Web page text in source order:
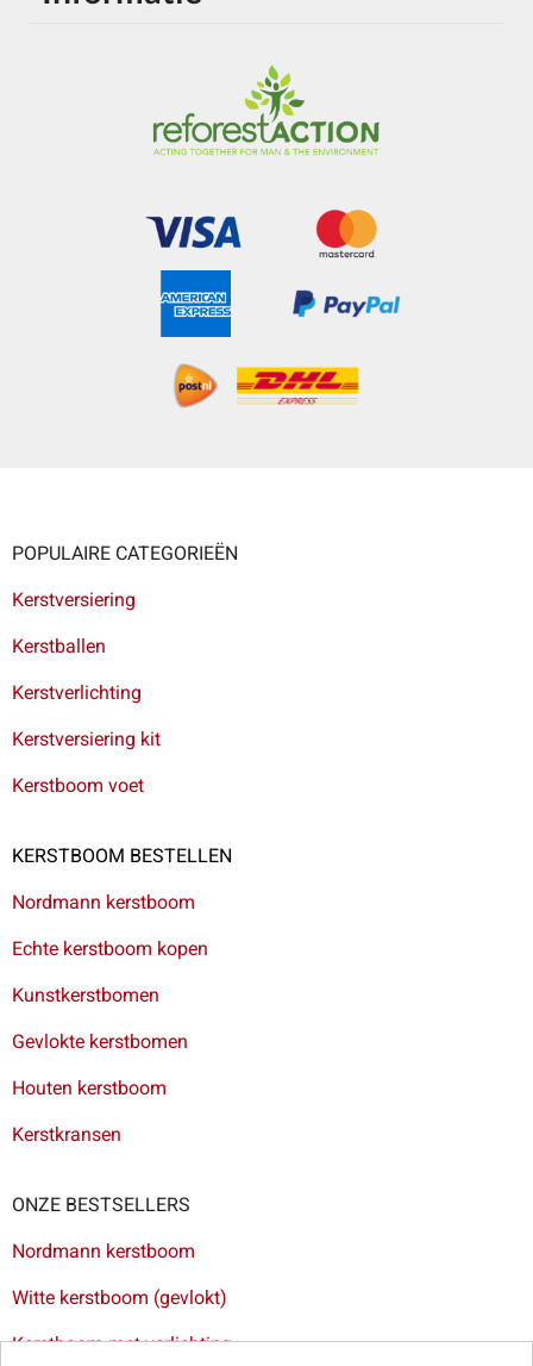
POPULAIRE CATEGORIEËN
Kerstversiering
Kerstballen
Kerstverlichting
Kerstversiering kit
Kerstboom voet
KERSTBOOM BESTELLEN
Nordmann kerstboom
Echte kerstboom kopen
Kunstkerstbomen
Gevlokte kerstbomen
Houten kerstboom
Kerstkransen
ONZE BESTSELLERS
Nordmann kerstboom
Witte kerstboom (gevlokt)
Kerstboom met verlichting